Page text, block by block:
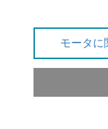
モータに